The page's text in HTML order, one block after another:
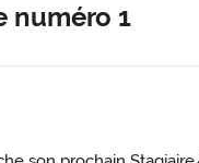
numéro 1